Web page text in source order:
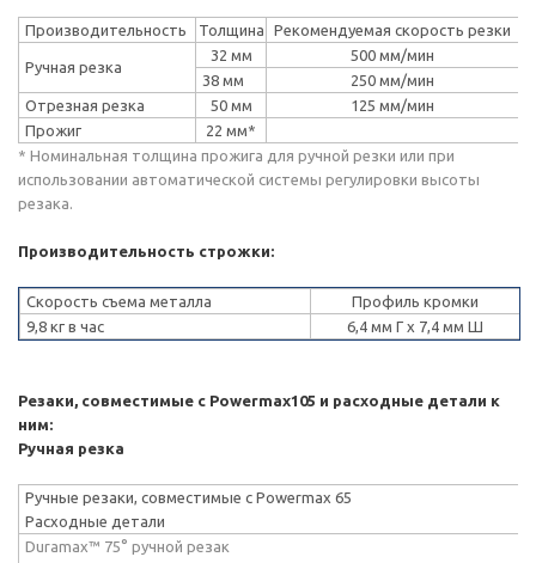
Производительность Толщина Рекомендуемая скорость резки
Ручная резка
32 мм
500 мм/мин
38 мм
250 мм/мин
Отрезная резка
50 мм
125 мм/мин
Прожиг
22 мм*
* Номинальная толщина прожига для ручной резки или при
использовании автоматической системы регулировки высоты
резака.
Производительность строжки:
Скорость съема металла
Профиль кромки
9,8 кг в час
6,4 мм Г x 7,4 мм Ш
Резаки, совместимые с Powermax105 и расходные детали к
ним:
Ручная резка
Ручные резаки, совместимые с Powermax 65
Расходные детали
Duramax™ 75° ручной резак